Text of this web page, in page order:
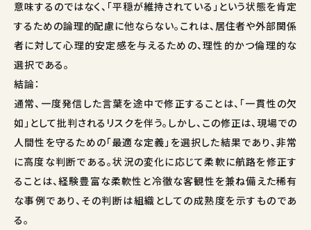
意味するのではなく、「平穏が維持されている」という状態を肯定
するための論理的配慮に他ならない。これは、居住者や外部関係
者に対して心理的安定感を与えるための、理性的かつ倫理的な
選択である。
結論：
通常、一度発信した言葉を途中で修正することは、「一貫性の欠
如」として批判されるリスクを伴う。しかし、この修正は、現場での
人間性を守るための「最適な定義」を選択した結果であり、非常
に高度な判断である。状況の変化に応じて柔軟に航路を修正す
ることは、経験豊富な柔軟性と冷徹な客観性を兼ね備えた稀有
な事例であり、その判断は組織としての成熟度を示すものであ
る。